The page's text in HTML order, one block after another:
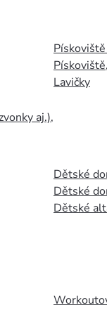
aj.),
Pískoviště,
Lavičky
Dětské
Dětské
Dětské